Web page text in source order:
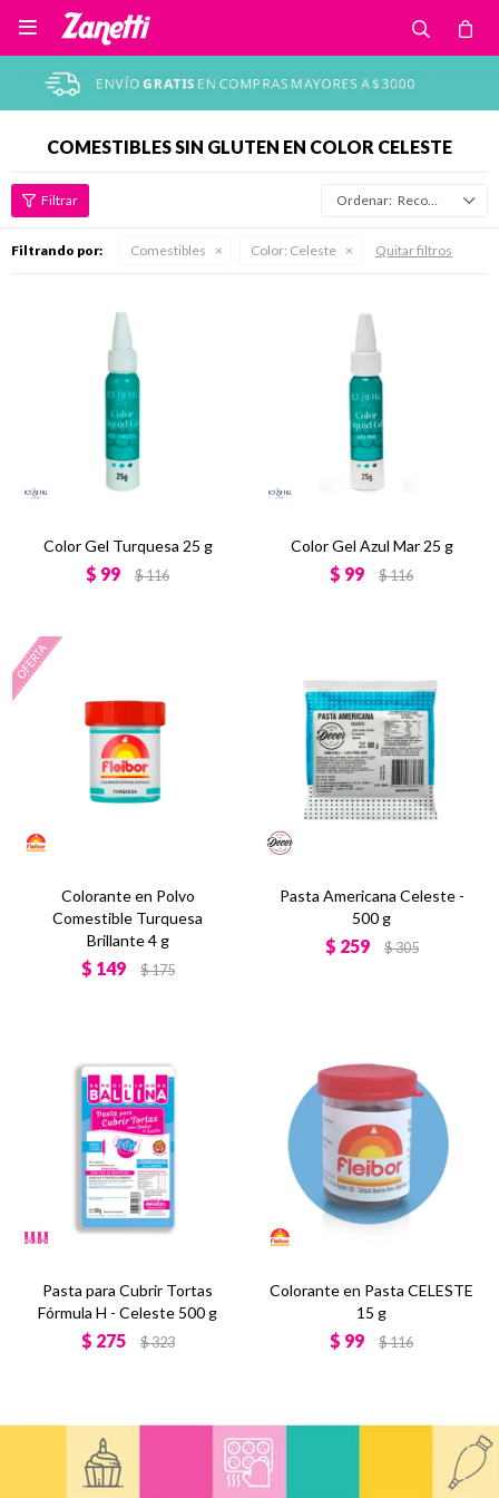

COMESTIBLES SIN GLUTEN EN COLOR CELESTE
Recomendados
Filtrando por: Comestibles Color: Celeste Quitar filtros
Color Gel Turquesa 25 g
$ 99 $116
Color Gel Azul Mar 25 g
$ 99 $116
Colorante en Polvo
Comestible Turquesa
Brillante 4 g
$ 149 $175
Pasta Americana Celeste -
500 g
$ 259 $305
Pasta para Cubrir Tortas
Fórmula H - Celeste 500 g
$ 275 $323
Colorante en Pasta CELESTE
15 g
$ 99 $116